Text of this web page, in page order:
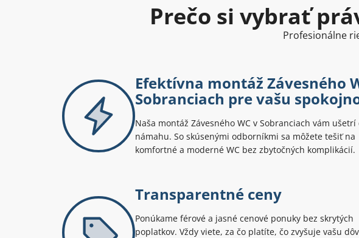
Prečo si vybrať
Profesionálne
Efektívna montáž Závesného
Sobranciach pre vašu
Naša montáž Závesného WC v Sobranciach vám ušetrí
námahu. So skúsenými odborníkmi sa môžete tešiť na
komfortné a moderné WC bez zbytočných komplikácií.
Transparentné ceny
Ponúkame férové a jasné cenové ponuky bez skrytých
poplatkov. Vždy viete, za čo platíte, čo zvyšuje vašu